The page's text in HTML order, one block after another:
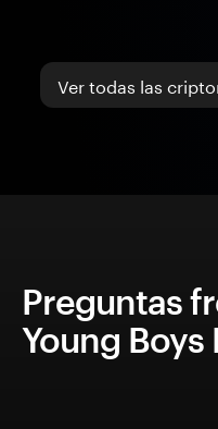
Ver todas las
Preguntas
Young Boys